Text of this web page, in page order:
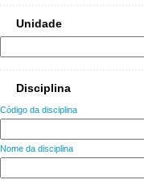
Unidade
Disciplina
Código da disciplina
Nome da disciplina